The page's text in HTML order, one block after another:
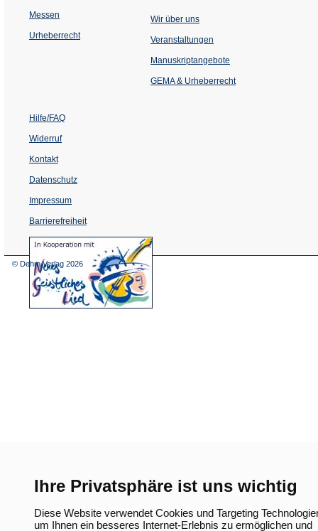
Ihre Privatsphäre ist uns wichtig
Diese Website verwendet Cookies und Targeting
um Ihnen ein besseres Internet-Erlebnis zu ermöglichen und
Messen
Urheberrecht
Wir über uns
Veranstaltungen
einem
Tab)
Manuskriptangebote
GEMA & Urheberrecht
Hilfe/FAQ
Widerruf
Kontakt
Datenschutz
Impressum
Barrierefreiheit
(Öffnet
in
© Dehm Verlag 2026